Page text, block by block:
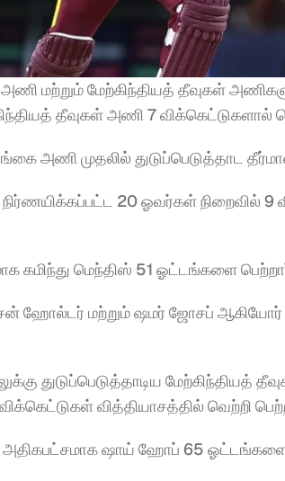
மற்றும் மேற்கிந்தியத் தீவுகள்
தீவுகள் அணி 7 விக்கெட்டுகளால்
அணி முதலில் துடுப்பெடுத்தாட
20 ஓவர்கள் நிறைவில் 9
கமிந்து மெந்திஸ் 51 ஓட்டங்களை
ஹோல்டர் மற்றும் ஷமர் ஜோசப்
துடுப்பெடுத்தாடிய மேற்கிந்தியத்
வித்தியாசத்தில் வெற்றி
அதிகபட்சமாக ஷாய் ஹோப் 65